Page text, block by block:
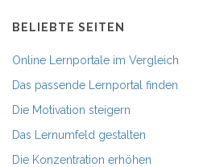
BELIEBTE SEITEN
Online Lernportale im Vergleich
Das passende Lernportal finden
Die Motivation steigern
Das Lernumfeld gestalten
Die Konzentration erhöhen